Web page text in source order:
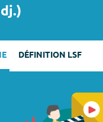
)
DÉFINITION LSF